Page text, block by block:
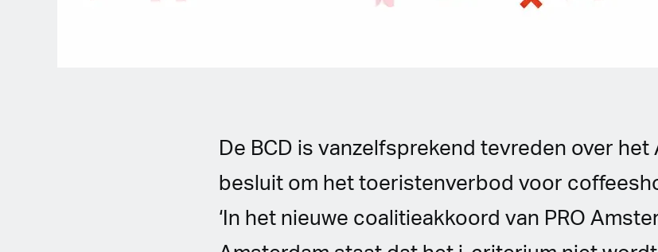
De BCD is vanzelfsprekend tevreden over het
besluit om het toeristenverbod voor
‘In het nieuwe coalitieakkoord van PRO